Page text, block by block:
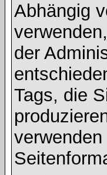
Abhängig
der
Tags, die